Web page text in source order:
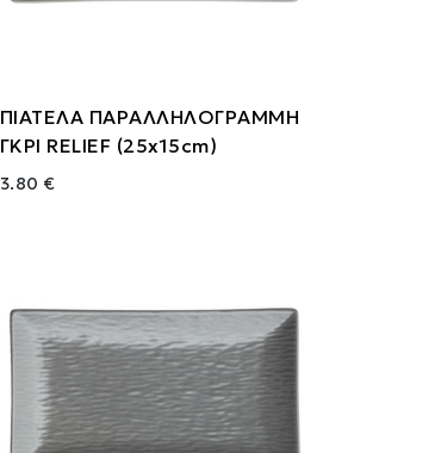
ΠΙΑΤΕΛΑ ΠΑΡΑΛΛΗΛΟΓΡΑΜΜΗ
ΓΚΡΙ RELIEF (25x15cm)
3.80 €